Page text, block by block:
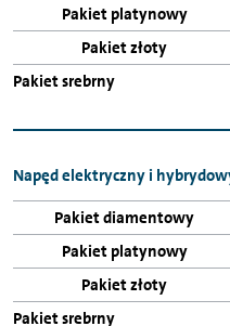
Napęd elektryczny i